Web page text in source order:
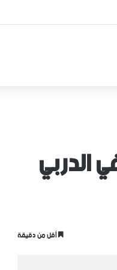
الدربي
أقل من دقيقة